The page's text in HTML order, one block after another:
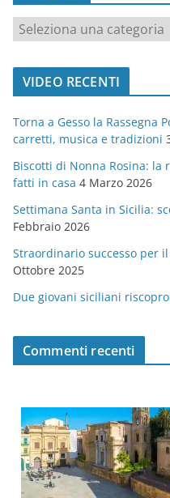
a
t
o
r
i
e
VIDEO RECENTI
Torna a Gesso la Rassegna
carretti, musica e tradizioni
Biscotti di Nonna Rosina: la
fatti in casa 4 Marzo 2026
Settimana Santa in Sicilia:
Febbraio 2026
Straordinario successo per
Ottobre 2025
Due giovani siciliani
Commenti recenti